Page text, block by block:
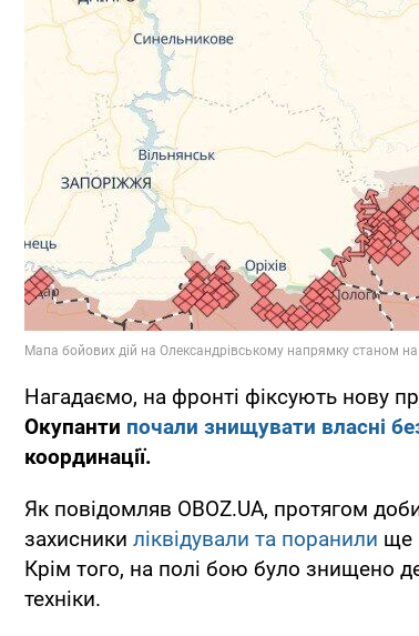
Нагадаємо, на фронті фіксують нову
Окупанти почали знищувати власні
координації.
Як повідомляв OBOZ.UA, протягом
захисники ліквідували та поранили ще
Крім того, на полі бою було знищено
техніки.